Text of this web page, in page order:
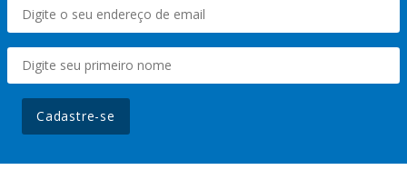
Cadastre-se